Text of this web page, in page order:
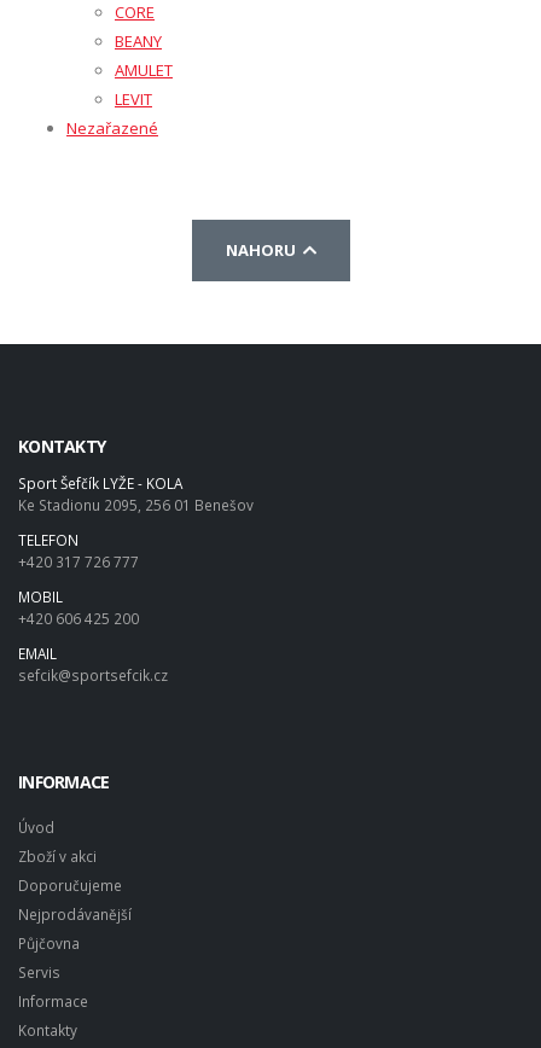
CORE
BEANY
AMULET
LEVIT
Nezařazené
NAHORU
KONTAKTY
Sport Šefčík LYŽE - KOLA
Ke Stadionu 2095, 256 01 Benešov
TELEFON
+420 317 726 777
MOBIL
+420 606 425 200
EMAIL
sefcik@sportsefcik.cz
INFORMACE
Úvod
Zboží v akci
Doporučujeme
Nejprodávanější
Půjčovna
Servis
Informace
Kontakty